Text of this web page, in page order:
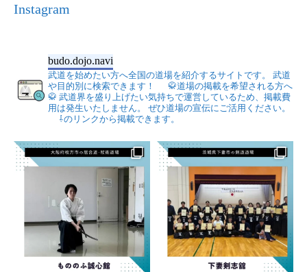
Instagram
budo.dojo.navi
武道を始めたい方へ全国の道場を紹介するサイトです。
武道
や目的別に検索できます！
🥋道場の掲載を希望される方へ
🥋 武道界を盛り上げたい気持ちで運営しているため、掲載費
用は発生いたしません。
ぜひ道場の宣伝にご活用ください。
⇩のリンクから掲載できます。